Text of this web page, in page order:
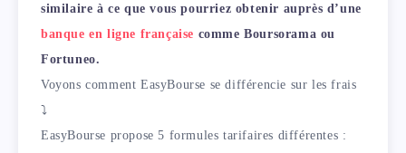
similaire à ce que vous pourriez obtenir auprès d’une
banque en ligne française comme Boursorama ou
Fortuneo.
Voyons comment EasyBourse se différencie sur les frais
⤵️
EasyBourse propose 5 formules tarifaires différentes :